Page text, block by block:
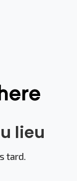
lieu
tard.